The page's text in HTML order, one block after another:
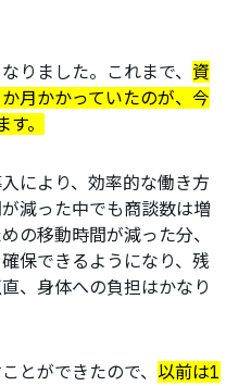
りました。これまで、 資
月かかっていたのが、今
。
により、効率的な働き方
減った中でも商談数は増
の移動時間が減った分、
保できるようになり、残
、身体への負担はかなり
とができたので、 以前は1